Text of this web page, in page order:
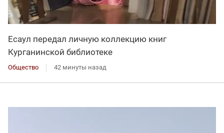
Есаул передал личную коллекцию книг
Курганинской библиотеке
Общество 42 минуты назад